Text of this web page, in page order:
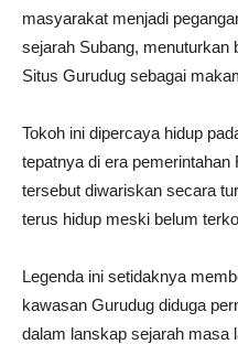
masyarakat menjadi
sejarah Subang,
Situs Gurudug sebagai
Tokoh ini dipercaya hidup
tepatnya di era
tersebut diwariskan secara
terus hidup meski belum
Legenda ini setidaknya
kawasan Gurudug diduga
dalam lanskap sejarah masa